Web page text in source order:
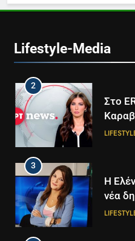
Lifestyle-Media
2
3
Η
νέα
του
4
Το
στον